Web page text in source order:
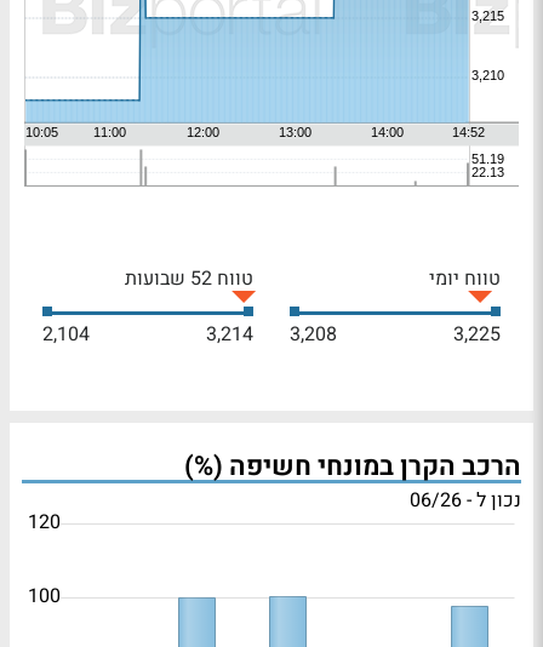
טווח יומי
3,225
3,208
טווח 52 שבועות
3,214
2,104
הרכב הקרן במונחי חשיפה (%)
נכון ל - 06/26
100
120